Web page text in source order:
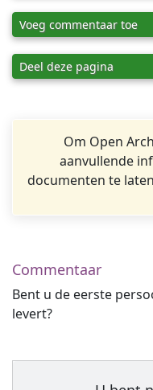
Voeg commentaar toe
Deel deze pagina
Om Open
aanvullende
documenten te
Commentaar
Bent u de eerste
levert?